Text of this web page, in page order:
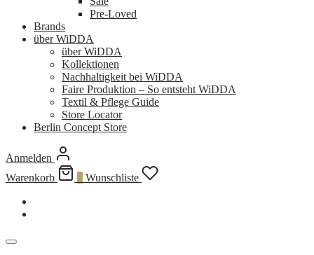
Pre-Loved
Brands
über WiDDA
über WiDDA
Kollektionen
Nachhaltigkeit bei WiDDA
Faire Produktion – So entsteht WiDDA
Textil & Pflege Guide
Store Locator
Berlin Concept Store
Anmelden
Warenkorb
Wunschliste